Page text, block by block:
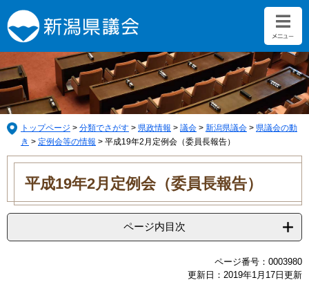
ー
ジ
の
先
頭
で
す。
ニ
ュ
ー
を
飛
ば
し
て
トップページ > 分類でさがす > 県政情報 > 議会 > 新潟県議会 > 県議会の動
き > 定例会等の情報 > 平成19年2月定例会（委員長報告）
本
平成19年2月定例会（委員長報告）
ページ内目次
ページ番号：0003980
更新日：2019年1月17日更新